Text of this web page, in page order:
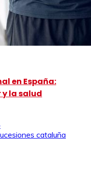
en España:
la salud
cataluña